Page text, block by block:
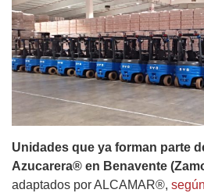
Unidades que ya forman parte
Azucarera® en Benavente
adaptados por ALCAMAR®,